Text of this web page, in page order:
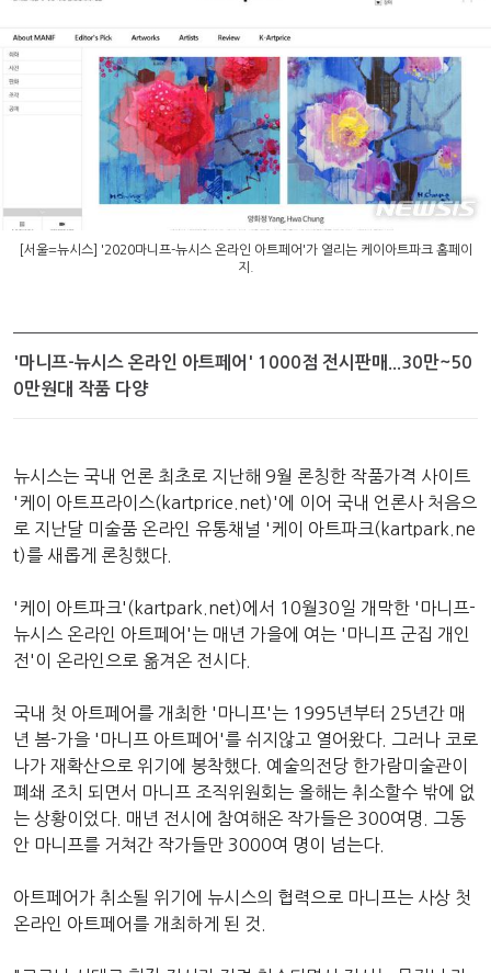
[서울=뉴시스] '2020마니프-뉴시스 온라인 아트페어'가 열리는 케이아트파크 홈페이
지.
'마니프-뉴시스 온라인 아트페어' 1000점 전시판매...30만~50
0만원대 작품 다양
뉴시스는 국내 언론 최초로 지난해 9월 론칭한 작품가격 사이트
'케이 아트프라이스(kartprice.net)'에 이어 국내 언론사 처음으
로 지난달 미술품 온라인 유통채널 '케이 아트파크(kartpark.ne
t)를 새롭게 론칭했다.
'케이 아트파크'(kartpark.net)에서 10월30일 개막한 '마니프-
뉴시스 온라인 아트페어'는 매년 가을에 여는 '마니프 군집 개인
전'이 온라인으로 옮겨온 전시다.
국내 첫 아트페어를 개최한 '마니프'는 1995년부터 25년간 매
년 봄-가을 '마니프 아트페어'를 쉬지않고 열어왔다. 그러나 코로
나가 재확산으로 위기에 봉착했다. 예술의전당 한가람미술관이
폐쇄 조치 되면서 마니프 조직위원회는 올해는 취소할수 밖에 없
는 상황이었다. 매년 전시에 참여해온 작가들은 300여명. 그동
안 마니프를 거쳐간 작가들만 3000여 명이 넘는다.
아트페어가 취소될 위기에 뉴시스의 협력으로 마니프는 사상 첫
온라인 아트페어를 개최하게 된 것.